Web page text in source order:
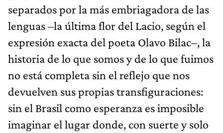
separados por la más embriagadora de las
lenguas –la última flor del Lacio, según el
expresión exacta del poeta Olavo Bilac–, la
historia de lo que somos y de lo que fuimos
no está completa sin el reflejo que nos
devuelven sus propias transfiguraciones:
sin el Brasil como esperanza es imposible
imaginar el lugar donde, con suerte y solo